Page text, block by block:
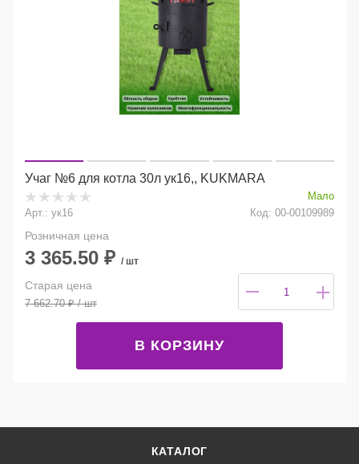
Учаг №6 для котла 30л ук16,, KUKMARA
Мало
Арт.: ук16
Код: 00-00109989
Розничная цена
3 365.50 ₽ / шт
Старая цена
7 662.70₽/ шт
В КОРЗИНУ
КАТАЛОГ